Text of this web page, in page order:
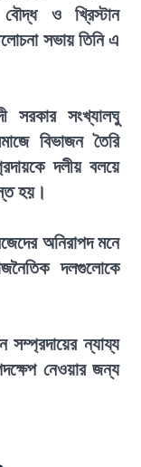
ও খ্রিস্টান
সভায় তিনি এ
সরকার সংখ্যালঘু
বিভাজন তৈরি
দলীয় বলয়ে
হয়।
অনিরাপদ মনে
দলগুলোকে
সম্প্রদায়ের ন্যায্য
নেওয়ার জন্য